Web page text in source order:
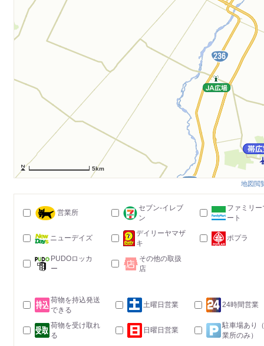
5km
地図閲
営業所
セブン-イレブ
ン
ファミリー
ート
ニューデイズ
デイリーヤマザ
キ
ポプラ
PUDOロッカ
ー
その他の取扱
店
荷物を持込発送
できる
土曜日営業 24時間営業
荷物を受け取れ
る
日曜日営業
駐車場あり
業所のみ）